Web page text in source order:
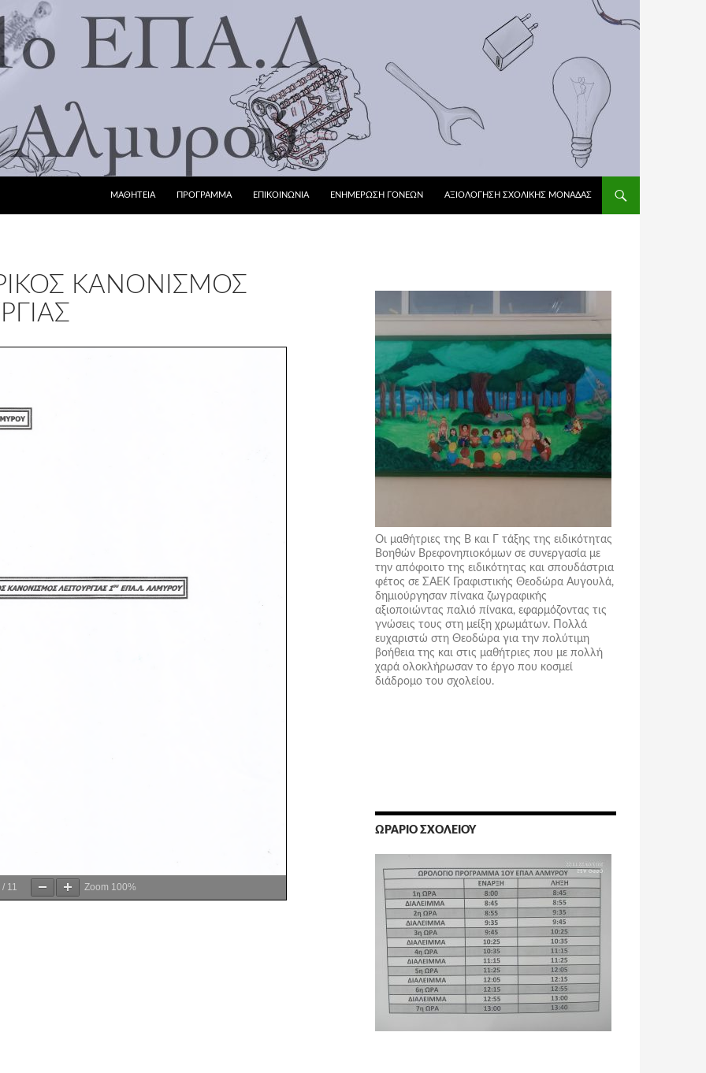
ΜΑΘΗΤΕΙΑ
ΠΡΟΓΡΑΜΜΑ ΕΠΙΚΟΙΝΩΝΙΑ ΕΝΗΜΕΡΩΣΗ ΓΟΝΕΩΝ ΑΞΙΟΛΌΓΗΣΗ ΣΧΟΛΙΚΉΣ ΜΟΝΆΔΑΣ
ΚΑΝΟΝΙΣΜΌΣ
/ 11 Zoom 100%
Οι μαθήτριες της Β και Γ τάξης της ειδικότητας
Βοηθών Βρεφονηπιοκόμων σε συνεργασία με
την απόφοιτο της ειδικότητας και σπουδάστρια
φέτος σε ΣΑΕΚ Γραφιστικής Θεοδώρα Αυγουλά,
δημιούργησαν πίνακα ζωγραφικής
αξιοποιώντας παλιό πίνακα, εφαρμόζοντας τις
γνώσεις τους στη μείξη χρωμάτων. Πολλά
ευχαριστώ στη Θεοδώρα για την πολύτιμη
βοήθεια της και στις μαθήτριες που με πολλή
χαρά ολοκλήρωσαν το έργο που κοσμεί
διάδρομο του σχολείου.
ΩΡΆΡΙΟ ΣΧΟΛΕΊΟΥ